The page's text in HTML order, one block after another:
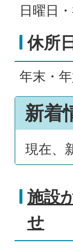
日曜日
休所日
年末・
新着
現在、
施設
せ